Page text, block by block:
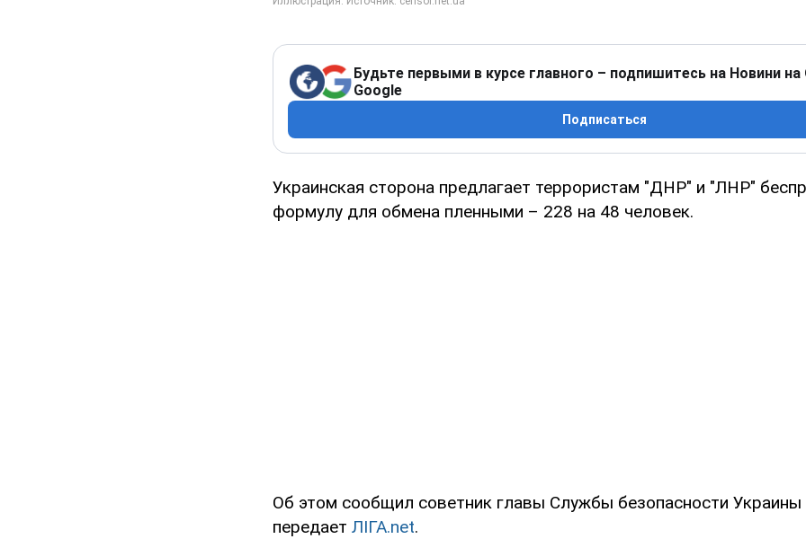
Будьте первыми в курсе главного – подпишитесь на Новини на
Google
Подписаться
Украинская сторона предлагает террористам "ДНР" и "ЛНР"
формулу для обмена пленными – 228 на 48 человек.
Об этом сообщил советник главы Службы безопасности
передает ЛІГА.net.